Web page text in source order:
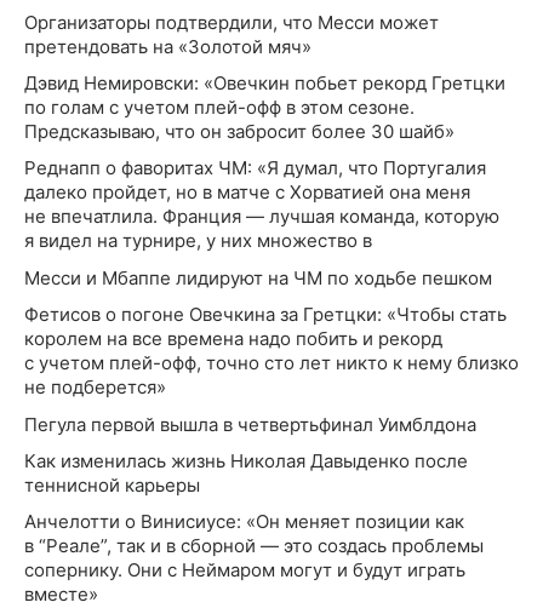
Организаторы подтвердили, что Месси может
претендовать на «Золотой мяч»
Дэвид Немировски: «Овечкин побьет рекорд Гретцки
по голам с учетом плей-офф в этом сезоне.
Предсказываю, что он забросит более 30 шайб»
Реднапп о фаворитах ЧМ: «Я думал, что Португалия
далеко пройдет, но в матче с Хорватией она меня
не впечатлила. Франция — лучшая команда, которую
я видел на турнире, у них множество в
Месси и Мбаппе лидируют на ЧМ по ходьбе пешком
Фетисов о погоне Овечкина за Гретцки: «Чтобы стать
королем на все времена надо побить и рекорд
с учетом плей-офф, точно сто лет никто к нему близко
не подберется»
Пегула первой вышла в четвертьфинал Уимблдона
Как изменилась жизнь Николая Давыденко после
теннисной карьеры
Анчелотти о Винисиусе: «Он меняет позиции как
в “Реале”, так и в сборной — это создась проблемы
сопернику. Они с Неймаром могут и будут играть
вместе»